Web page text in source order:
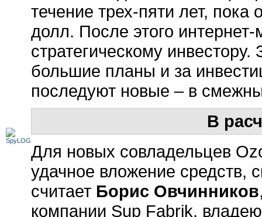
течение трех-пяти лет,
долл. После этого
стратегическому
большие планы и за
последуют новые – в
В
Для новых совладельцев
удачное вложение средств,
считает Борис Овчинников
компании Sup Fabrik,